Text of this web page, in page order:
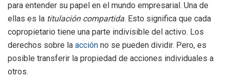
para entender su papel en el mundo empresarial. Una de
ellas es la titulación compartida. Esto significa que cada
copropietario tiene una parte indivisible del activo. Los
derechos sobre la acción no se pueden dividir. Pero, es
posible transferir la propiedad de acciones individuales a
otros.